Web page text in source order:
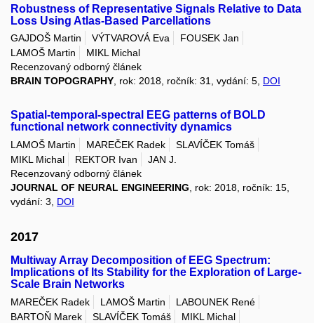
Robustness of Representative Signals Relative to Data
Loss Using Atlas-Based Parcellations
GAJDOŠ Martin VÝTVAROVÁ Eva
FOUSEK Jan
LAMOŠ Martin
MIKL Michal
Recenzovaný odborný článek
BRAIN TOPOGRAPHY, rok: 2018, ročník: 31, vydání: 5, DOI
Spatial-temporal-spectral EEG patterns of BOLD
functional network connectivity dynamics
LAMOŠ Martin MAREČEK Radek
SLAVÍČEK Tomáš
MIKL Michal
REKTOR Ivan
JAN J.
Recenzovaný odborný článek
JOURNAL OF NEURAL ENGINEERING , rok: 2018, ročník: 15,
vydání: 3, DOI
2017
Multiway Array Decomposition of EEG Spectrum:
Implications of Its Stability for the Exploration of Large-
Scale Brain Networks
MAREČEK Radek LAMOŠ Martin
LABOUNEK René
BARTOŇ Marek
SLAVÍČEK Tomáš
MIKL Michal